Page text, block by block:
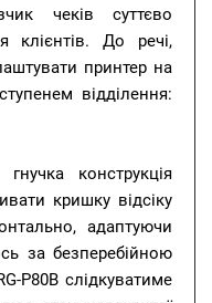
чеків суттєво
клієнтів. До речі,
принтер на
відділення:
конструкція
кришку відсіку
адаптуючи
за безперебійною
P80B слідкуватиме